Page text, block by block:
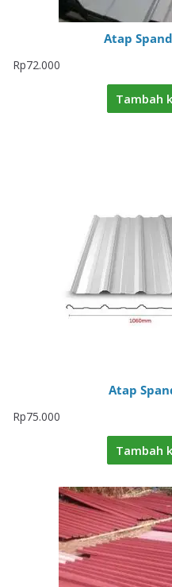
Atap
Rp72.000
Tambah
Atap
Rp75.000
Tambah